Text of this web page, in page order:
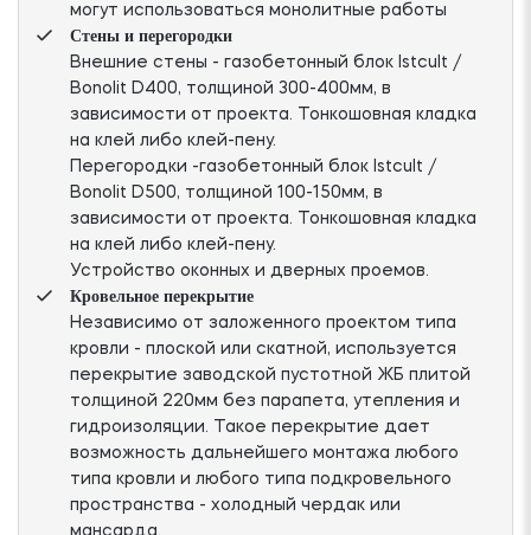
могут использоваться монолитные работы
Стены и перегородки
Внешние стены - газобетонный блок Istcult /
Bonolit D400, толщиной 300-400мм, в
зависимости от проекта. Тонкошовная кладка
на клей либо клей-пену.
Перегородки -газобетонный блок Istcult /
Bonolit D500, толщиной 100-150мм, в
зависимости от проекта. Тонкошовная кладка
на клей либо клей-пену.
Устройство оконных и дверных проемов.
Кровельное перекрытие
Независимо от заложенного проектом типа
кровли - плоской или скатной, используется
перекрытие заводской пустотной ЖБ плитой
толщиной 220мм без парапета, утепления и
гидроизоляции. Такое перекрытие дает
возможность дальнейшего монтажа любого
типа кровли и любого типа подкровельного
пространства - холодный чердак или
мансарда.